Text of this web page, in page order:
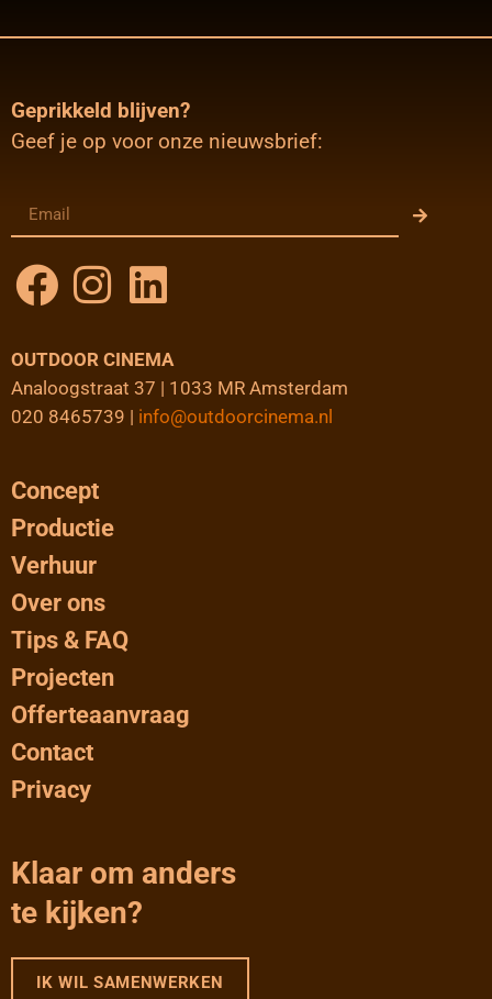
Geprikkeld blijven?
Geef je op voor onze nieuwsbrief:
OUTDOOR CINEMA
Analoogstraat 37 | 1033 MR Amsterdam
020 8465739 | info@outdoorcinema.nl
Concept
Productie
Verhuur
Over ons
Tips & FAQ
Projecten
Offerteaanvraag
Contact
Privacy
Klaar om anders
te kijken?
IK WIL SAMENWERKEN